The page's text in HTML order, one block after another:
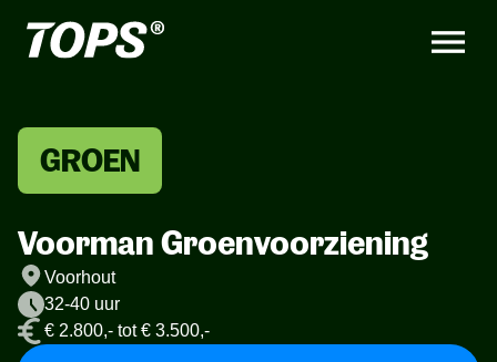
GROEN
Voorman Groenvoorziening
Voorhout
32-40 uur
€ 2.800,- tot € 3.500,-